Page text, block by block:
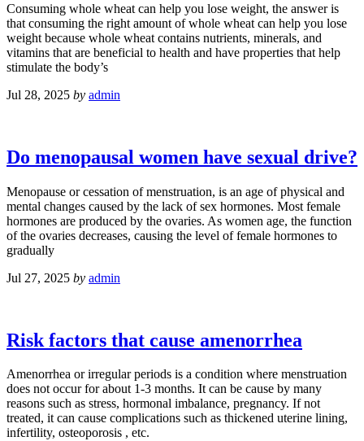
Consuming whole wheat can help you lose weight, the answer is
that consuming the right amount of whole wheat can help you lose
weight because whole wheat contains nutrients, minerals, and
vitamins that are beneficial to health and have properties that help
stimulate the body’s
Jul 28, 2025 by admin
Do menopausal women have sexual drive?
Menopause or cessation of menstruation, is an age of physical and
mental changes caused by the lack of sex hormones. Most female
hormones are produced by the ovaries. As women age, the function
of the ovaries decreases, causing the level of female hormones to
gradually
Jul 27, 2025 by admin
Risk factors that cause amenorrhea
Amenorrhea or irregular periods is a condition where menstruation
does not occur for about 1-3 months. It can be cause by many
reasons such as stress, hormonal imbalance, pregnancy. If not
treated, it can cause complications such as thickened uterine lining,
infertility, osteoporosis , etc.